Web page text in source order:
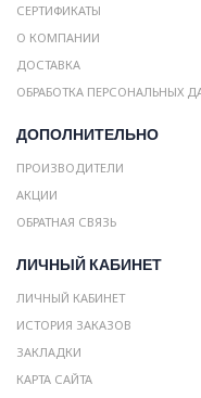
СЕРТИФИКАТЫ
О КОМПАНИИ
ДОСТАВКА
ОБРАБОТКА ПЕРСОНАЛЬНЫХ
ДОПОЛНИТЕЛЬНО
ПРОИЗВОДИТЕЛИ
АКЦИИ
ОБРАТНАЯ СВЯЗЬ
ЛИЧНЫЙ КАБИНЕТ
ЛИЧНЫЙ КАБИНЕТ
ИСТОРИЯ ЗАКАЗОВ
ЗАКЛАДКИ
КАРТА САЙТА